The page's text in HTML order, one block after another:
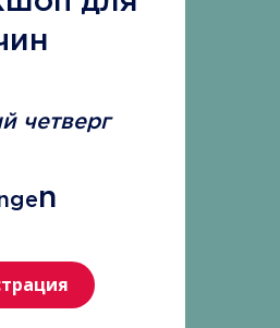
четверг
n